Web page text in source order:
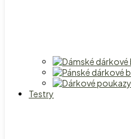
Testry